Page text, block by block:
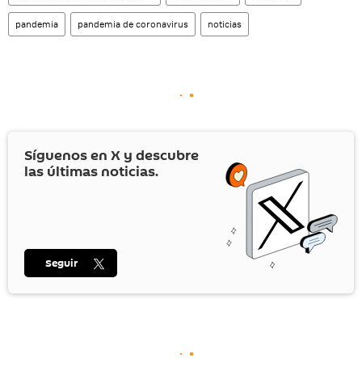
pandemia pandemia de coronavirus noticias
Síguenos en X y descubre
las últimas noticias.
Seguir